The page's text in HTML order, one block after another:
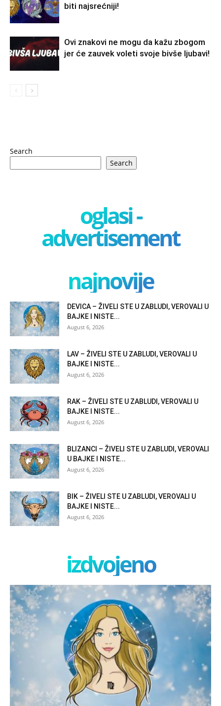
biti najsrećniji!
Ovi znakovi ne mogu da kažu zbogom
jer će zauvek voleti svoje bivše ljubavi!
Search
Search
oglasi -
advertisement
najnovije
DEVICA – ŽIVELI STE U ZABLUDI, VEROVALI U
BAJKE I NISTE...
August 6, 2026
LAV – ŽIVELI STE U ZABLUDI, VEROVALI U
BAJKE I NISTE...
August 6, 2026
RAK – ŽIVELI STE U ZABLUDI, VEROVALI U
BAJKE I NISTE...
August 6, 2026
BLIZANCI – ŽIVELI STE U ZABLUDI, VEROVALI
U BAJKE I NISTE...
August 6, 2026
BIK – ŽIVELI STE U ZABLUDI, VEROVALI U
BAJKE I NISTE...
August 6, 2026
izdvojeno